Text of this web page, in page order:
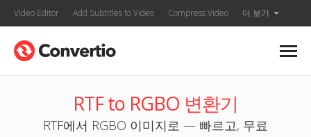
Video Editor Add Subtitles to Video Compress Video 더 보기
RTF to RGBO 변환기
RTF에서 RGBO 이미지로 — 빠르고, 무료